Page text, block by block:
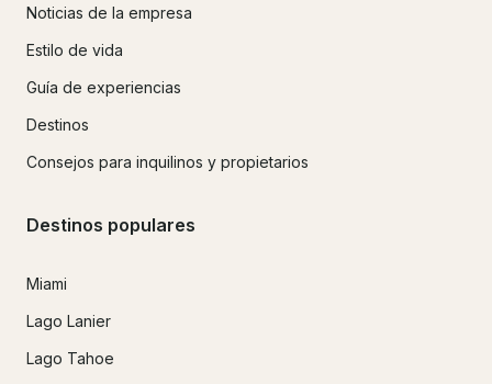
Noticias de la empresa
Estilo de vida
Guía de experiencias
Destinos
Consejos para inquilinos y propietarios
Destinos populares
Miami
Lago Lanier
Lago Tahoe